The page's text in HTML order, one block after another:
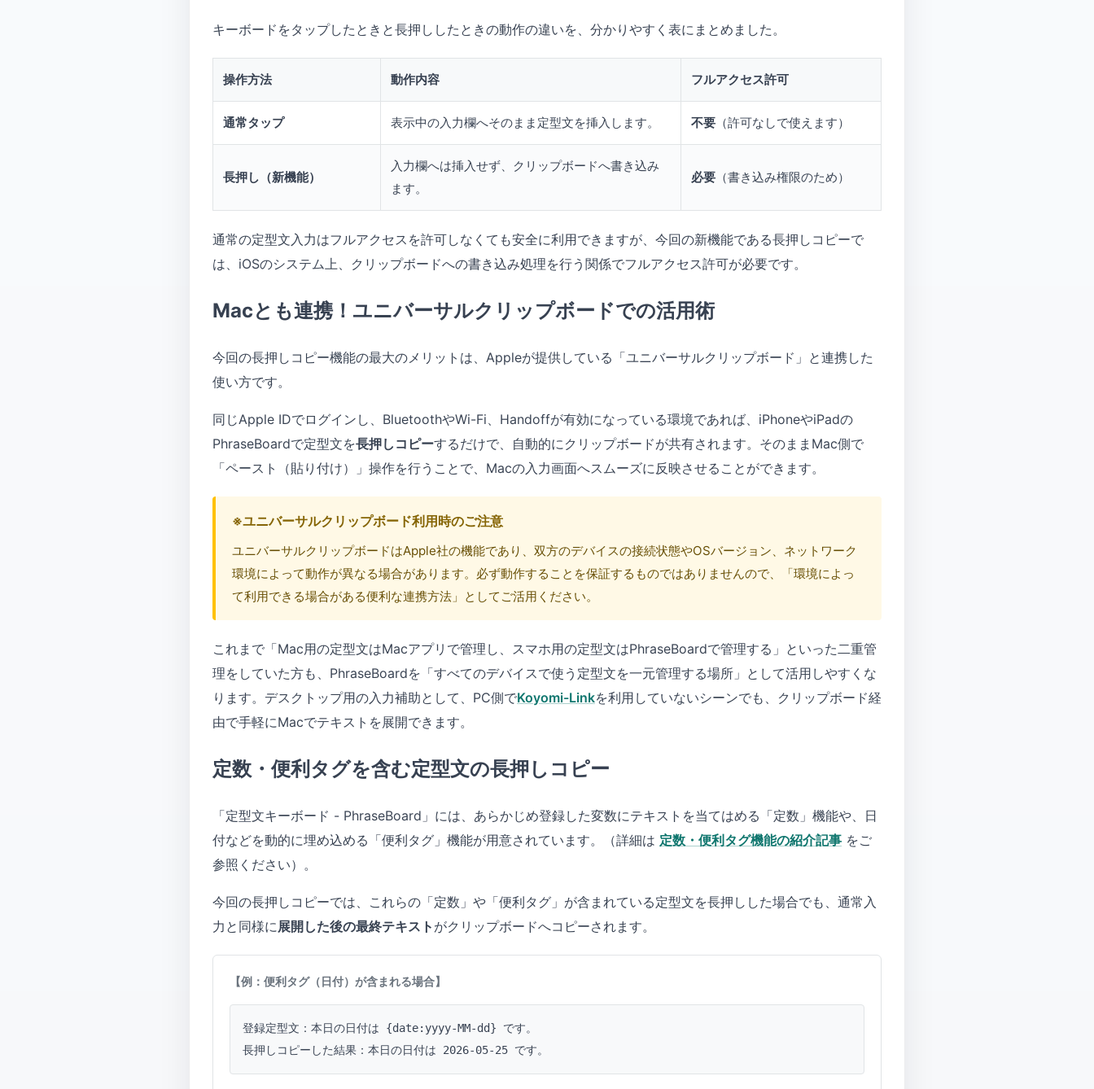
キーボードをタップしたときと長押ししたときの動作の違いを、分かりやすく表にまとめました。
操作方法 動作内容 フルアクセス許可
通常タップ 表示中の入力欄へそのまま定型文を挿入します。 不要 （許可なしで使えます）
長押し（新機能）
入力欄へは挿入せず、クリップボードへ書き込み
ます。
必要 （書き込み権限のため）
通常の定型文入力はフルアクセスを許可しなくても安全に利用できますが、今回の新機能である長押しコピーで
は、iOSのシステム上、クリップボードへの書き込み処理を行う関係でフルアクセス許可が必要です。
Macとも連携！ユニバーサルクリップボードでの活用術
今回の長押しコピー機能の最大のメリットは、Appleが提供している「ユニバーサルクリップボード」と連携した
使い方です。
同じApple IDでログインし、BluetoothやWi-Fi、Handoffが有効になっている環境であれば、iPhoneやiPadの
PhraseBoardで定型文を長押しコピーするだけで、自動的にクリップボードが共有されます。そのままMac側で
「ペースト（貼り付け）」操作を行うことで、Macの入力画面へスムーズに反映させることができます。
※ユニバーサルクリップボード利用時のご注意
ユニバーサルクリップボードはApple社の機能であり、双方のデバイスの接続状態やOSバージョン、ネットワーク
環境によって動作が異なる場合があります。必ず動作することを保証するものではありませんので、「環境によっ
て利用できる場合がある便利な連携方法」としてご活用ください。
これまで「Mac用の定型文はMacアプリで管理し、スマホ用の定型文はPhraseBoardで管理する」といった二重管
理をしていた方も、PhraseBoardを「すべてのデバイスで使う定型文を一元管理する場所」として活用しやすくな
ります。デスクトップ用の入力補助として、PC側でKoyomi-Linkを利用していないシーンでも、クリップボード経
由で手軽にMacでテキストを展開できます。
定数・便利タグを含む定型文の長押しコピー
「定型文キーボード - PhraseBoard」には、あらかじめ登録した変数にテキストを当てはめる「定数」機能や、日
付などを動的に埋め込める「便利タグ」機能が用意されています。（詳細は 定数・便利タグ機能の紹介記事 をご
参照ください）。
今回の長押しコピーでは、これらの「定数」や「便利タグ」が含まれている定型文を長押しした場合でも、通常入
力と同様に 展開した後の最終テキスト がクリップボードへコピーされます。
【例：便利タグ（日付）が含まれる場合】
登録定型文：本日の日付は {date:yyyy-MM-dd} です。
長押しコピーした結果：本日の日付は 2026-05-25 です。